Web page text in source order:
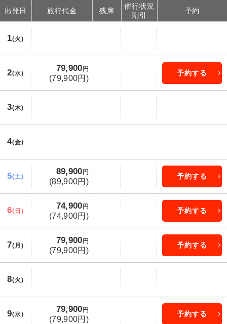
出発日 旅行代金 残席
催行状況
割引
予約
1(火)
2(水)
79,900 円
(79,900円)
予約する
3(木)
4(金)
5(土)
89,900 円
(89,900円)
予約する
6(日)
74,900 円
(74,900円)
予約する
7(月)
79,900 円
(79,900円)
予約する
8(火)
9(水)
79,900 円
(79,900円)
予約する